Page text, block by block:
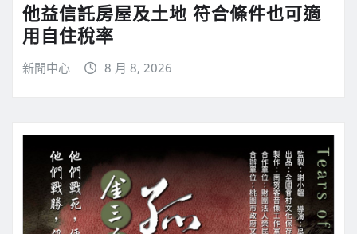
他益信託房屋及土地 符合條件也可適
用自住稅率
新聞中心 8 月 8, 2026